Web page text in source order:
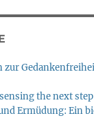
zur
the next step
Ermüdung: Ein